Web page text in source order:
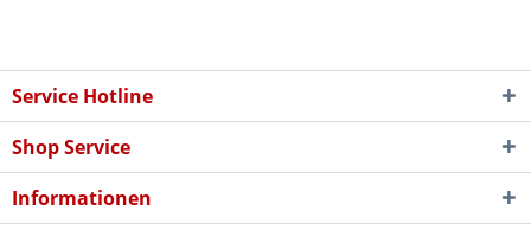
Service Hotline
Shop Service
Informationen